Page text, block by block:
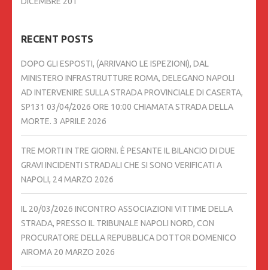
RECENT POSTS
DOPO GLI ESPOSTI, (ARRIVANO LE ISPEZIONI), DAL
MINISTERO INFRASTRUTTURE ROMA, DELEGANO NAPOLI
AD INTERVENIRE SULLA STRADA PROVINCIALE DI CASERTA,
SP131 03/04/2026 ORE 10:00 CHIAMATA STRADA DELLA
MORTE. 3 APRILE 2026
TRE MORTI IN TRE GIORNI. È PESANTE IL BILANCIO DI DUE
GRAVI INCIDENTI STRADALI CHE SI SONO VERIFICATI A
NAPOLI, 24 MARZO 2026
IL 20/03/2026 INCONTRO ASSOCIAZIONI VITTIME DELLA
STRADA, PRESSO IL TRIBUNALE NAPOLI NORD, CON
PROCURATORE DELLA REPUBBLICA DOTTOR DOMENICO
AIROMA 20 MARZO 2026